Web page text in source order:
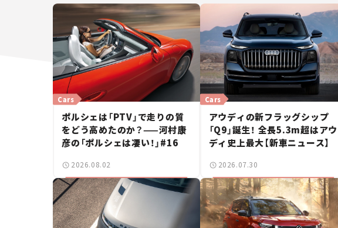
Cars
ポルシェは「PTV」で走りの質
をどう高めたのか？——河村康
彦の「ポルシェは凄い！」#16
2026.08.02
Cars
アウディの新フラッグシップ
「Q9」誕生！ 全長5.3m超はアウ
ディ史上最大【新車ニュース】
2026.07.30